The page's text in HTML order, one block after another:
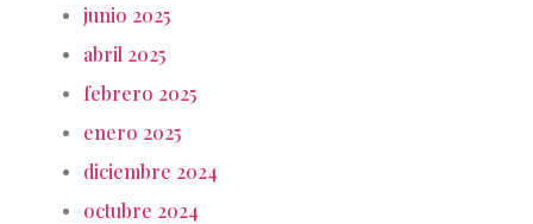
junio 2025
abril 2025
febrero 2025
enero 2025
diciembre 2024
octubre 2024